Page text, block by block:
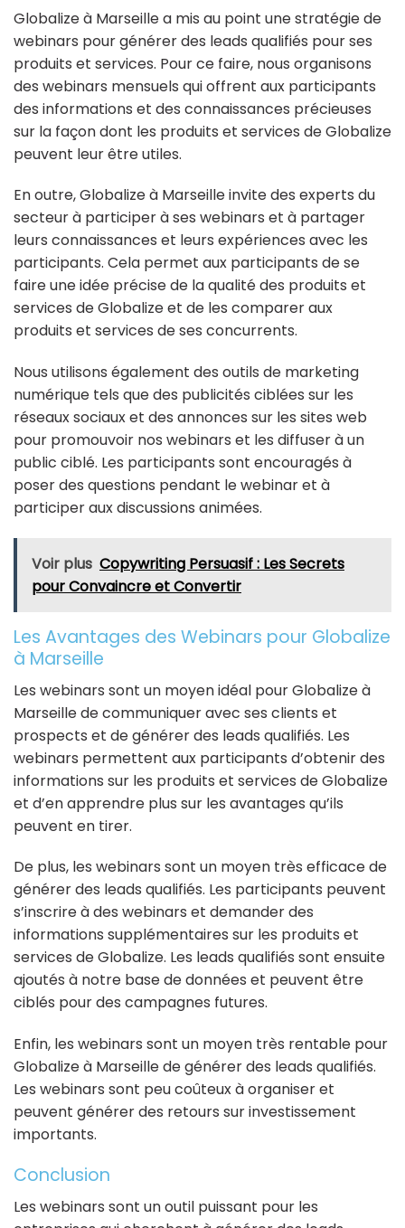
Globalize à Marseille a mis au point une stratégie de
webinars pour générer des leads qualifiés pour ses
produits et services. Pour ce faire, nous organisons
des webinars mensuels qui offrent aux participants
des informations et des connaissances précieuses
sur la façon dont les produits et services de Globalize
peuvent leur être utiles.
En outre, Globalize à Marseille invite des experts du
secteur à participer à ses webinars et à partager
leurs connaissances et leurs expériences avec les
participants. Cela permet aux participants de se
faire une idée précise de la qualité des produits et
services de Globalize et de les comparer aux
produits et services de ses concurrents.
Nous utilisons également des outils de marketing
numérique tels que des publicités ciblées sur les
réseaux sociaux et des annonces sur les sites web
pour promouvoir nos webinars et les diffuser à un
public ciblé. Les participants sont encouragés à
poser des questions pendant le webinar et à
participer aux discussions animées.
Voir plus Copywriting Persuasif : Les Secrets
pour Convaincre et Convertir
Les Avantages des Webinars pour Globalize
à Marseille
Les webinars sont un moyen idéal pour Globalize à
Marseille de communiquer avec ses clients et
prospects et de générer des leads qualifiés. Les
webinars permettent aux participants d’obtenir des
informations sur les produits et services de Globalize
et d’en apprendre plus sur les avantages qu’ils
peuvent en tirer.
De plus, les webinars sont un moyen très efficace de
générer des leads qualifiés. Les participants peuvent
s’inscrire à des webinars et demander des
informations supplémentaires sur les produits et
services de Globalize. Les leads qualifiés sont ensuite
ajoutés à notre base de données et peuvent être
ciblés pour des campagnes futures.
Enfin, les webinars sont un moyen très rentable pour
Globalize à Marseille de générer des leads qualifiés.
Les webinars sont peu coûteux à organiser et
peuvent générer des retours sur investissement
importants.
Conclusion
Les webinars sont un outil puissant pour les